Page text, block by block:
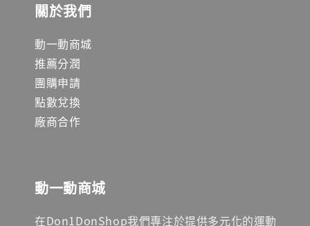
關於我們
動一動商城
推薦分潤
團購申請
點數兌換
廠商合作
動一動商城
在Don1DonShop我們專注於提供多元化的運動